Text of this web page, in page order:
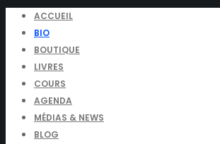
ACCUEIL
BIO
BOUTIQUE
LIVRES
COURS
AGENDA
MÉDIAS & NEWS
BLOG